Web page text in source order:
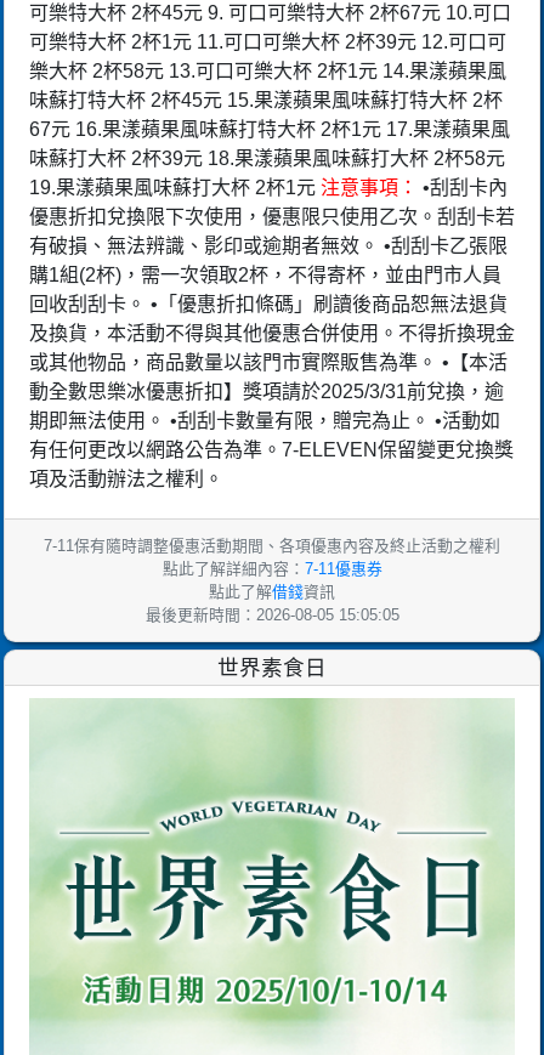
可樂特大杯 2杯45元 9. 可口可樂特大杯 2杯67元 10.可口
可樂特大杯 2杯1元 11.可口可樂大杯 2杯39元 12.可口可
樂大杯 2杯58元 13.可口可樂大杯 2杯1元 14.果漾蘋果風
味蘇打特大杯 2杯45元 15.果漾蘋果風味蘇打特大杯 2杯
67元 16.果漾蘋果風味蘇打特大杯 2杯1元 17.果漾蘋果風
味蘇打大杯 2杯39元 18.果漾蘋果風味蘇打大杯 2杯58元
19.果漾蘋果風味蘇打大杯 2杯1元 注意事項： •刮刮卡內
優惠折扣兌換限下次使用，優惠限只使用乙次。刮刮卡若
有破損、無法辨識、影印或逾期者無效。 •刮刮卡乙張限
購1組(2杯)，需一次領取2杯，不得寄杯，並由門市人員
回收刮刮卡。 •「優惠折扣條碼」刷讀後商品恕無法退貨
及換貨，本活動不得與其他優惠合併使用。不得折換現金
或其他物品，商品數量以該門市實際販售為準。 •【本活
動全數思樂冰優惠折扣】獎項請於2025/3/31前兌換，逾
期即無法使用。 •刮刮卡數量有限，贈完為止。 •活動如
有任何更改以網路公告為準。7-ELEVEN保留變更兌換獎
項及活動辦法之權利。
7-11保有隨時調整優惠活動期間、各項優惠內容及終止活動之權利
點此了解詳細內容： 7-11優惠券
點此了解借錢資訊
最後更新時間：2026-08-05 15:05:05
世界素食日